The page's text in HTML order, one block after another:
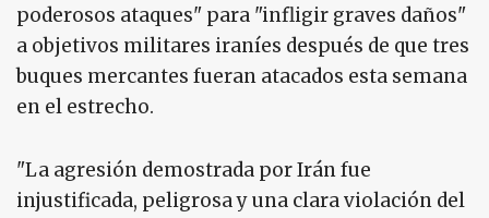
poderosos ataques" para "infligir graves daños"
a objetivos militares iraníes después de que tres
buques mercantes fueran atacados esta semana
en el estrecho.
"La agresión demostrada por Irán fue
injustificada, peligrosa y una clara violación del